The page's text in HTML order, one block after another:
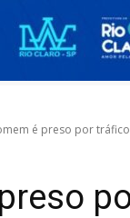
é preso por